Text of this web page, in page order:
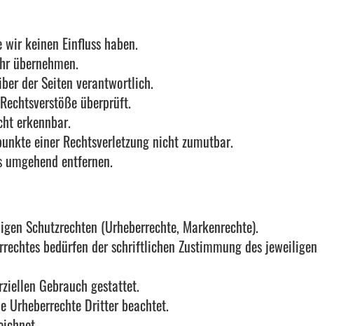
keinen Einfluss haben.
übernehmen.
der Seiten verantwortlich.
überprüft.
erkennbar.
einer Rechtsverletzung nicht zumutbar.
entfernen.
Schutzrechten (Urheberrechte, Markenrechte).
bedürfen der schriftlichen Zustimmung des jeweiligen
Gebrauch gestattet.
Urheberrechte Dritter beachtet.